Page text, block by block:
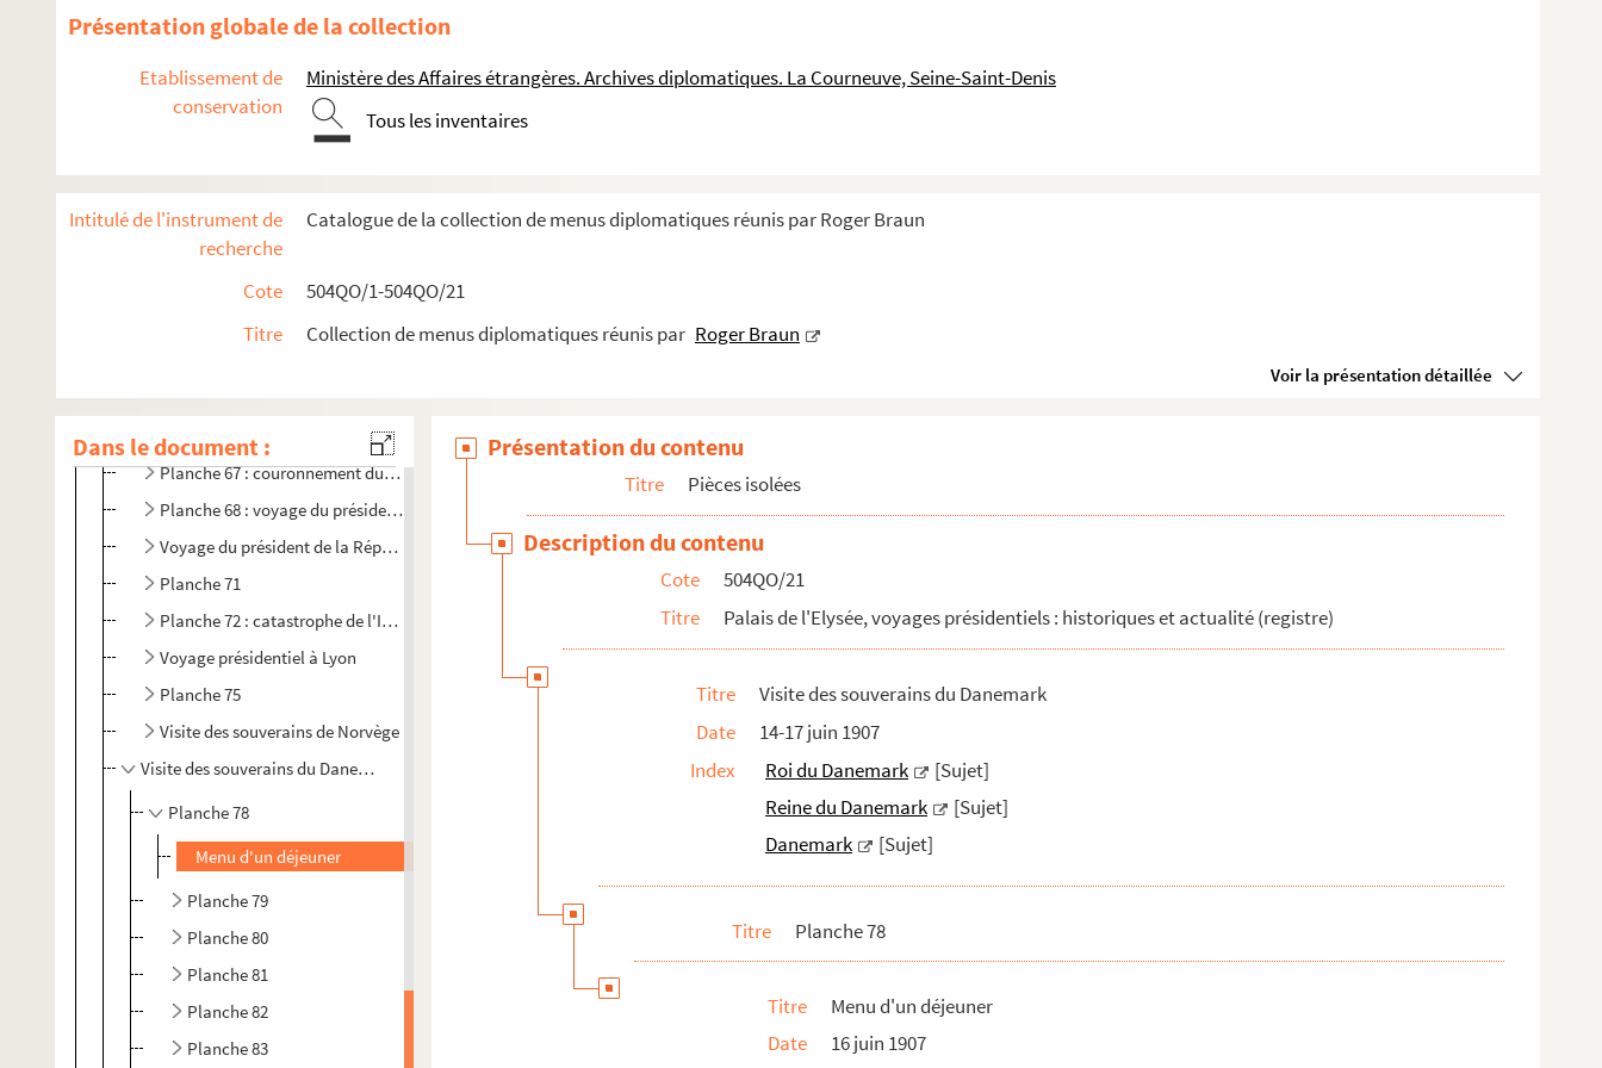
Présentation globale de la collection
Etablissement de
conservation
Ministère des Affaires étrangères. Archives diplomatiques. La Courneuve, Seine-Saint-Denis
Tous les inventaires
Intitulé de l'instrument de
recherche
Catalogue de la collection de menus diplomatiques réunis par Roger Braun
Cote
504QO/1-504QO/21
Titre
Collection de menus diplomatiques réunis par Roger Braun
Voir la présentation détaillée
Dans le document :
Voyage du président de la République en Espagne
Voyage du président de la République au Portugal
Voyage retour du président de la République
Voyage du roi de Portugal en France
Planche 54 : visite du roi de Grèce en France
Visite du London county council
Planche 60
Planche 61 : fin du septennat d'Emile Loubet
Planche 62 : début du septennat d'Armand Fallières
Planche 64 : visite du roi du Cambodge
Voyage du président à Tourcoing
Planche 67 : couronnement du roi de Norvège
Planche 68 : voyage du président de la République à Marseille
Voyage du président de la République dans le Lot-et-Garonne
Planche 71
Planche 72 : catastrophe de l'Iéna
Voyage présidentiel à Lyon
Planche 75
Visite des souverains de Norvège
Visite des souverains du Danemark
Planche 78
Menu d'un déjeuner
Planche 79
Planche 80
Planche 81
Planche 82
Planche 83
Présentation du contenu
Titre Pièces isolées
Description du contenu
Cote
504QO/21
Titre
Palais de l'Elysée, voyages présidentiels : historiques et actualité (registre)
Titre
Visite des souverains du Danemark
Date
14-17 juin 1907
Index
Roi du Danemark
[Sujet]
Reine du Danemark
[Sujet]
Danemark
[Sujet]
Titre Planche 78
Titre
Menu d'un déjeuner
Date
16 juin 1907